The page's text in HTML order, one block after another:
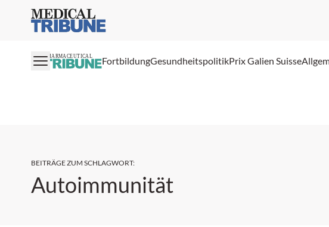
Medical Tribune
PHARMACEUTICAL FortbildungGesundheitspolitikPrix Galien Suisse
BEITRÄGE ZUM SCHLAGWORT:
Autoimmunität